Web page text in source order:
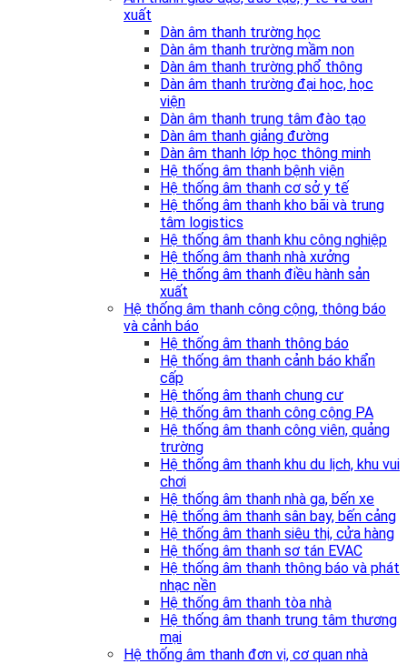
xuất
Dàn âm thanh trường học
Dàn âm thanh trường mầm non
Dàn âm thanh trường phổ thông
Dàn âm thanh trường đại học, học
viện
Dàn âm thanh trung tâm đào tạo
Dàn âm thanh giảng đường
Dàn âm thanh lớp học thông minh
Hệ thống âm thanh bệnh viện
Hệ thống âm thanh cơ sở y tế
Hệ thống âm thanh kho bãi và trung
tâm logistics
Hệ thống âm thanh khu công nghiệp
Hệ thống âm thanh nhà xưởng
Hệ thống âm thanh điều hành sản
xuất
Hệ thống âm thanh công cộng, thông báo
và cảnh báo
Hệ thống âm thanh thông báo
Hệ thống âm thanh cảnh báo khẩn
cấp
Hệ thống âm thanh chung cư
Hệ thống âm thanh công cộng PA
Hệ thống âm thanh công viên, quảng
trường
Hệ thống âm thanh khu du lịch, khu vui
chơi
Hệ thống âm thanh nhà ga, bến xe
Hệ thống âm thanh sân bay, bến cảng
Hệ thống âm thanh siêu thị, cửa hàng
Hệ thống âm thanh sơ tán EVAC
Hệ thống âm thanh thông báo và phát
nhạc nền
Hệ thống âm thanh tòa nhà
Hệ thống âm thanh trung tâm thương
mại
Hệ thống âm thanh đơn vị, cơ quan nhà